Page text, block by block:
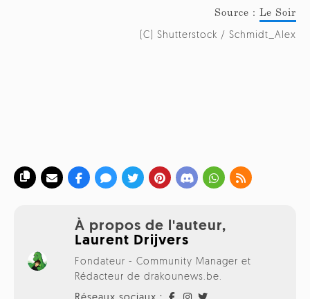
Source : Le Soir
(C) Shutterstock / Schmidt_Alex
À propos de l'auteur,
Laurent Drijvers
Fondateur - Community Manager et
Rédacteur de drakounews.be.